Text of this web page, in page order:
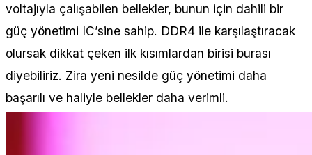
voltajıyla çalışabilen bellekler, bunun için dahili bir
güç yönetimi IC’sine sahip. DDR4 ile karşılaştıracak
olursak dikkat çeken ilk kısımlardan birisi burası
diyebiliriz. Zira yeni nesilde güç yönetimi daha
başarılı ve haliyle bellekler daha verimli.